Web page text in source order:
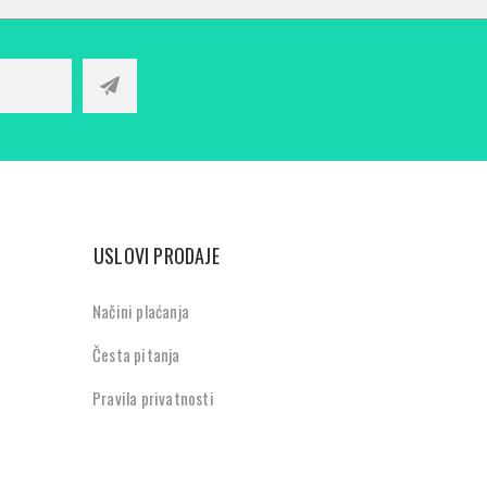
USLOVI PRODAJE
Načini plaćanja
Česta pitanja
Pravila privatnosti